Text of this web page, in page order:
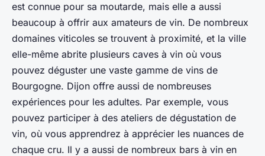
est connue pour sa moutarde, mais elle a aussi
beaucoup à offrir aux amateurs de vin. De nombreux
domaines viticoles se trouvent à proximité, et la ville
elle-même abrite plusieurs caves à vin où vous
pouvez déguster une vaste gamme de vins de
Bourgogne. Dijon offre aussi de nombreuses
expériences pour les adultes. Par exemple, vous
pouvez participer à des ateliers de dégustation de
vin, où vous apprendrez à apprécier les nuances de
chaque cru. Il y a aussi de nombreux bars à vin en